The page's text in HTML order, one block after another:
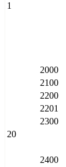
1
2000
2100
2200
2201
2300
20
2400